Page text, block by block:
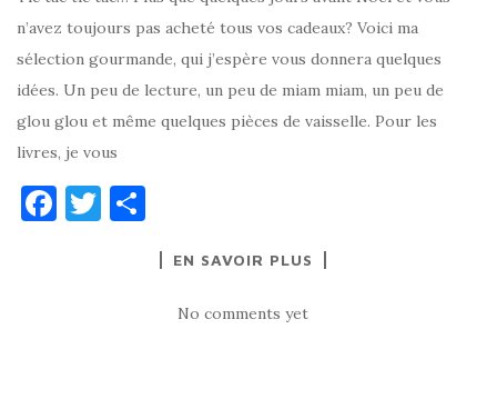
n’avez toujours pas acheté tous vos cadeaux? Voici ma
sélection gourmande, qui j’espère vous donnera quelques
idées. Un peu de lecture, un peu de miam miam, un peu de
glou glou et même quelques pièces de vaisselle. Pour les
livres, je vous
F T
taEN SAVOIR PLUS
No comments yet